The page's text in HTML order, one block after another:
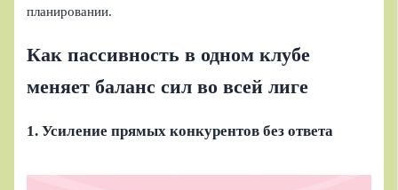
планировании.
Как пассивность в одном клубе
меняет баланс сил во всей лиге
1. Усиление прямых конкурентов без ответа